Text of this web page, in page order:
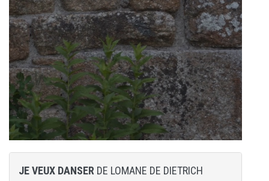
JE VEUX DANSER DE LOMANE DE DIETRICH